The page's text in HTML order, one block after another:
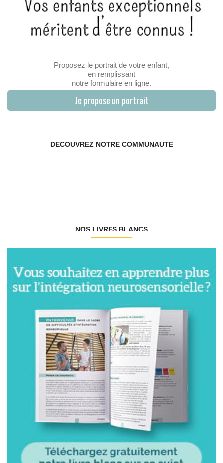
Proposez le portrait de votre enfant,
en remplissant
notre formulaire en ligne.
Je propose un portrait
DÉCOUVREZ NOTRE COMMUNAUTÉ
NOS LIVRES BLANCS